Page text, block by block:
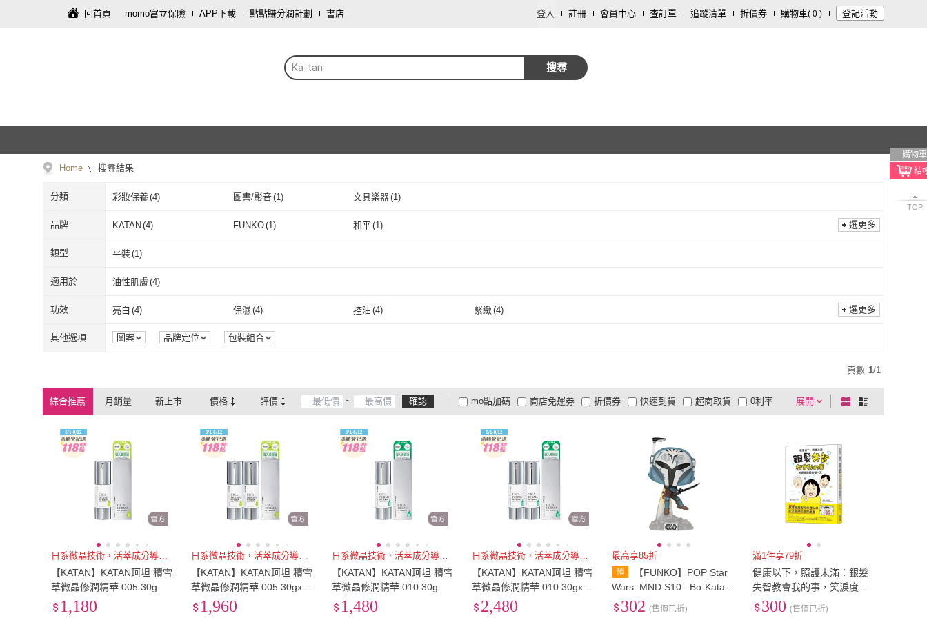
回首頁 momo富立保險 APP下載 點點賺分潤計劃 書店 登入 註冊 會員中心 查訂單 追蹤清單 折價券 購物車( 0 ) 登記活動
Ka-tan 搜尋
購物車
TOP
Home 搜尋結果
分類 彩妝保養(4) 圖書/影音(1) 文具樂器(1)
品牌 KATAN(4) FUNKO(1) 和平(1)
KATAN
選更多
類型 平裝(1)
平裝(1)
適用於 油性肌膚 (4)
油性肌膚
功效 亮白 (4) 保濕(4) 控油 (4) 緊緻 (4)
亮白 保濕
選更多
其他選項 圖案 品牌定位 包裝組合
頁數 1/1
綜合推薦 月銷量 新上市 價格 評價 ~ 確認 展開
折價券
有影片
商品有量 電視購物
mo點加碼 快速到貨 超商取貨
低溫宅配
大家電安心配
大家電快配
商店免運券 0利率
及以上 及以上 1 及以上
棋
盤
列
日系微晶技術，活萃成分導入肌底
【KATAN】KATAN珂坦 積雪
草微晶修潤精華 005 30g
1,180
日系微晶技術，活萃成分導入肌底
【KATAN】KATAN珂坦 積雪
草微晶修潤精華 005 30gx2
入 1,960
日系微晶技術，活萃成分導入肌底
【KATAN】KATAN珂坦 積雪
草微晶修潤精華 010 30g
1,480
日系微晶技術，活萃成分導入肌底
【KATAN】KATAN珂坦 積雪
草微晶修潤精華 010 30gx2
入 2,480
最高享85折
【FUNKO】POP Star
Wars: MND S10– Bo-Katan
w/Darksaber☆
302 (售價已折)
滿1件享79折
健康以下，照護未滿：銀髮
失智教會我的事，笑淚度過
愛的每一天
300 (售價已折)